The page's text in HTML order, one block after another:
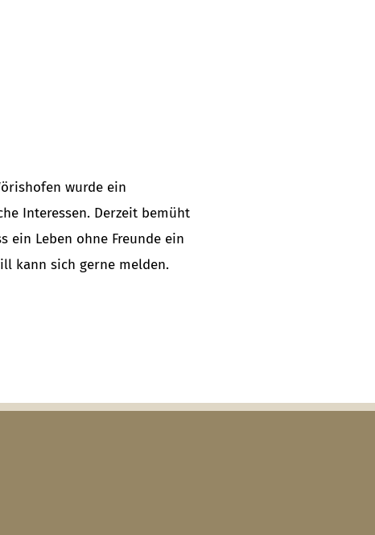
wurde ein
Interessen. Derzeit bemüht
ein Leben ohne Freunde ein
kann sich gerne melden.